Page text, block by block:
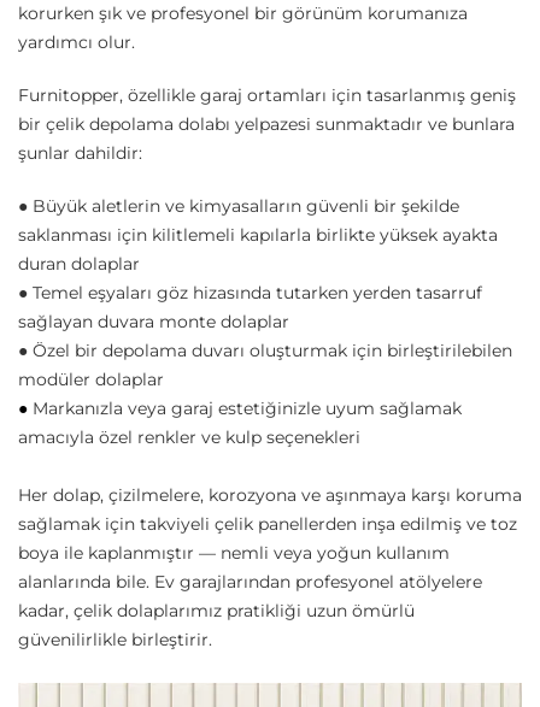
korurken şık ve profesyonel bir görünüm korumanıza
yardımcı olur.
Furnitopper, özellikle garaj ortamları için tasarlanmış geniş
bir çelik depolama dolabı yelpazesi sunmaktadır ve bunlara
şunlar dahildir:
● Büyük aletlerin ve kimyasalların güvenli bir şekilde
saklanması için kilitlemeli kapılarla birlikte yüksek ayakta
duran dolaplar
● Temel eşyaları göz hizasında tutarken yerden tasarruf
sağlayan duvara monte dolaplar
● Özel bir depolama duvarı oluşturmak için birleştirilebilen
modüler dolaplar
● Markanızla veya garaj estetiğinizle uyum sağlamak
amacıyla özel renkler ve kulp seçenekleri
Her dolap, çizilmelere, korozyona ve aşınmaya karşı koruma
sağlamak için takviyeli çelik panellerden inşa edilmiş ve toz
boya ile kaplanmıştır — nemli veya yoğun kullanım
alanlarında bile. Ev garajlarından profesyonel atölyelere
kadar, çelik dolaplarımız pratikliği uzun ömürlü
güvenilirlikle birleştirir.